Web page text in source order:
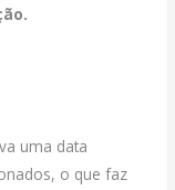
uma data
o que faz